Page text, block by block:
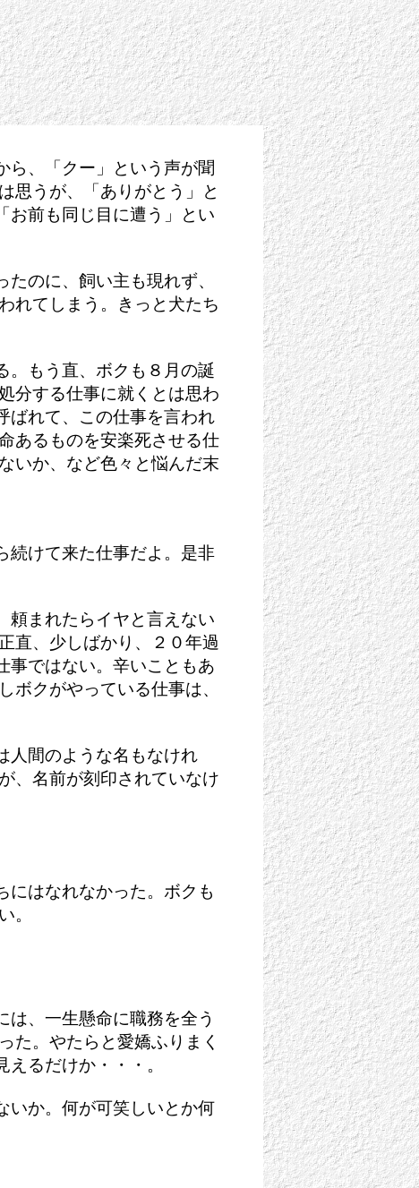
ら、「クー」という声が聞
思うが、「ありがとう」と
お前も同じ目に遭う」とい
のに、飼い主も現れず、
れてしまう。きっと犬たち
。もう直、ボクも８月の誕
分する仕事に就くとは思わ
ばれて、この仕事を言われ
あるものを安楽死させる仕
いか、など色々と悩んだ末
続けて来た仕事だよ。是非
頼まれたらイヤと言えない
直、少しばかり、２０年過
事ではない。辛いこともあ
ボクがやっている仕事は、
人間のような名もなけれ
、名前が刻印されていなけ
にはなれなかった。ボクも
。
は、一生懸命に職務を全う
た。やたらと愛嬌ふりまく
るだけか・・・。
いか。何が可笑しいとか何